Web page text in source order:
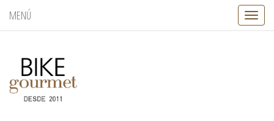
MENÚ
C
a